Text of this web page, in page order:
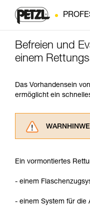
Befreien und
einem
Das Vorhandensein
ermöglicht ein
aufmerksam
verstehen zu
Ein vormontiertes
- einem
- einem System für die